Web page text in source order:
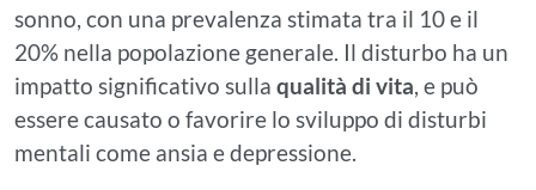
sonno, con una prevalenza stimata tra il 10 e il
20% nella popolazione generale. Il disturbo ha un
impatto significativo sulla qualità di vita, e può
essere causato o favorire lo sviluppo di disturbi
mentali come ansia e depressione.